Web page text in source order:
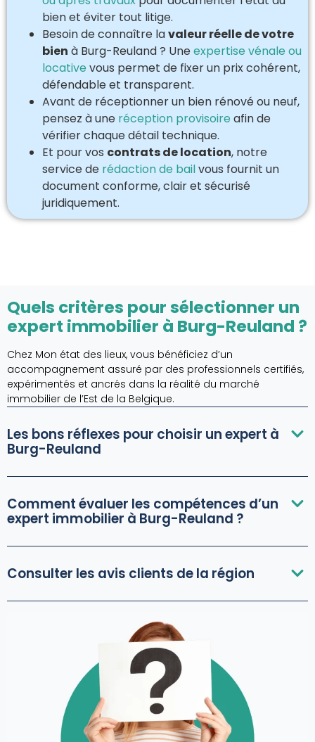
bien et éviter tout litige.
Besoin de connaître lavaleur réelle de votre
bien à Burg-Reuland ? Uneexpertise vénale ou
locative vous permet de fixer un prix cohérent,
défendable et transparent.
Avant de réceptionner un bien rénové ou neuf,
pensez à une réception provisoire afin de
vérifier chaque détail technique.
Et pour vos contrats de location, notre
service de rédaction de bailvous fournit un
document conforme, clair et sécurisé
juridiquement.
Quels critères pour sélectionner un
expert immobilier à Burg-Reuland ?
Chez Mon état des lieux, vous bénéficiez d’un
accompagnement assuré par des professionnels certifiés,
expérimentés et ancrés dans la réalité du marché
immobilier de l’Est de la Belgique.
Les bons réflexes pour choisir un expert à
Burg-Reuland
Comment évaluer les compétences d’un
expert immobilier à Burg-Reuland ?
Consulter les avis clients de la région